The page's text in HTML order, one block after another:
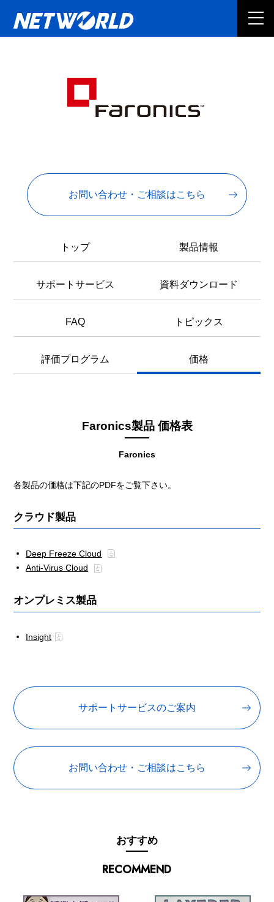
お問い合わせ・ご相談はこちら
トップ 製品情報
サポートサービス 資料ダウンロード
FAQ トピックス
評価プログラム 価格
Faronics
Faronics製品 価格表
各製品の価格は下記のPDFをご覧下さい。
クラウド製品
Deep Freeze Cloud
Anti-Virus Cloud
オンプレミス製品
Insight
サポートサービスのご案内
お問い合わせ・ご相談はこちら
RECOMMEND
おすすめ